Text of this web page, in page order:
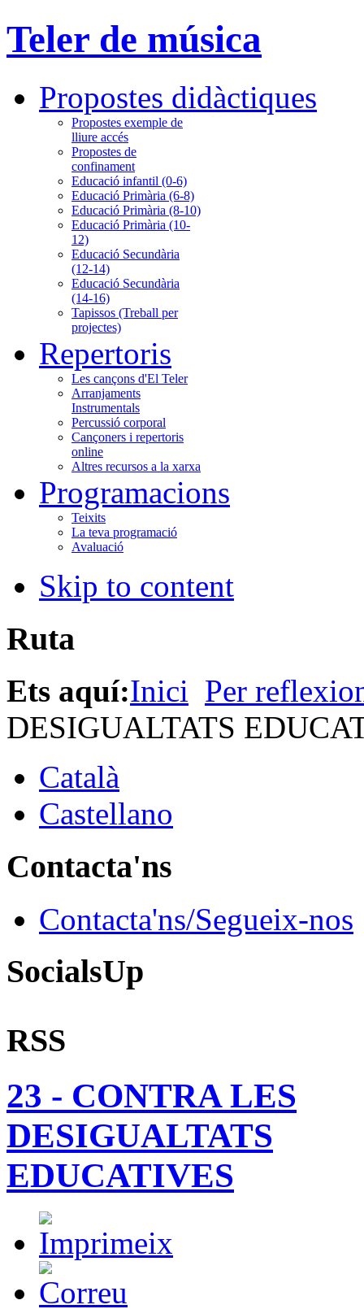
Teler de música
Propostes didàctiques
Propostes exemple de
lliure accés
Propostes de
confinament
Educació infantil (0-6)
Educació Primària (6-8)
Educació Primària (8-10)
Educació Primària (10-
12)
Educació Secundària
(12-14)
Educació Secundària
(14-16)
Tapissos (Treball per
projectes)
Repertoris
Les cançons d'El Teler
Arranjaments
Instrumentals
Percussió corporal
Cançoners i repertoris
online
Altres recursos a la xarxa
Programacions
Teixits
La teva programació
Avaluació
Skip to content
Ruta
Ets aquí:Inici Per
DESIGUALTATS
Català
Castellano
Contacta'ns
Contacta'ns/Segueix-nos
SocialsUp
RSS
23 - CONTRA LES
DESIGUALTATS
EDUCATIVES